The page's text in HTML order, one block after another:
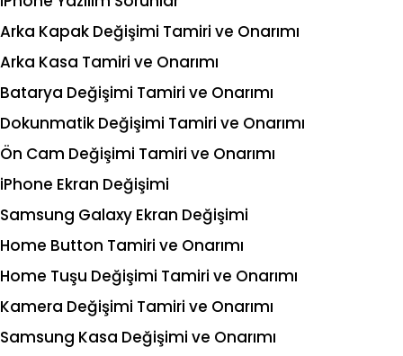
Arka Kapak Değişimi Tamiri ve Onarımı
Arka Kasa Tamiri ve Onarımı
Batarya Değişimi Tamiri ve Onarımı
Dokunmatik Değişimi Tamiri ve Onarımı
Ön Cam Değişimi Tamiri ve Onarımı
iPhone Ekran Değişimi
Samsung Galaxy Ekran Değişimi
Home Button Tamiri ve Onarımı
Home Tuşu Değişimi Tamiri ve Onarımı
Kamera Değişimi Tamiri ve Onarımı
Samsung Kasa Değişimi ve Onarımı